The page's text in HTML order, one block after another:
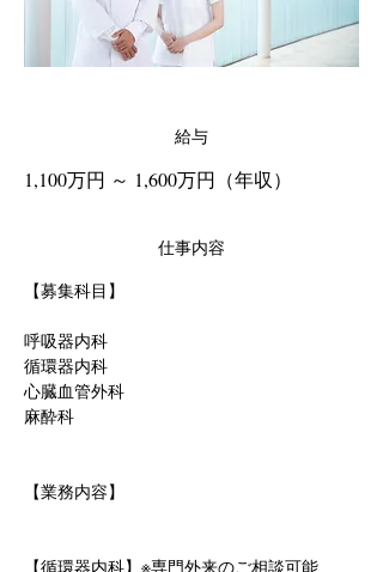
給与
1,100万円 ～ 1,600万円（年収）
仕事内容
【募集科目】
呼吸器内科
循環器内科
心臓血管外科
麻酔科
【業務内容】
【循環器内科】※専門外来のご相談可能